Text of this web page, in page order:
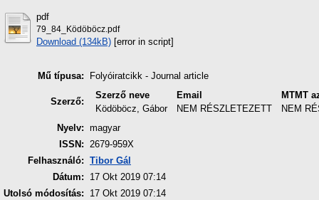
pdf
79_84_Ködöböcz.pdf
Download (134kB) [error in script]
Mű típusa: Folyóiratcikk - Journal article
Szerző:
Szerző neve Email
MTMT
Ködöböcz, Gábor
NEM RÉSZLETEZETT
NEM
Nyelv: magyar
ISSN: 2679-959X
Felhasználó: Tibor Gál
Dátum:
17 Okt 2019 07:14
Utolsó módosítás:
17 Okt 2019 07:14